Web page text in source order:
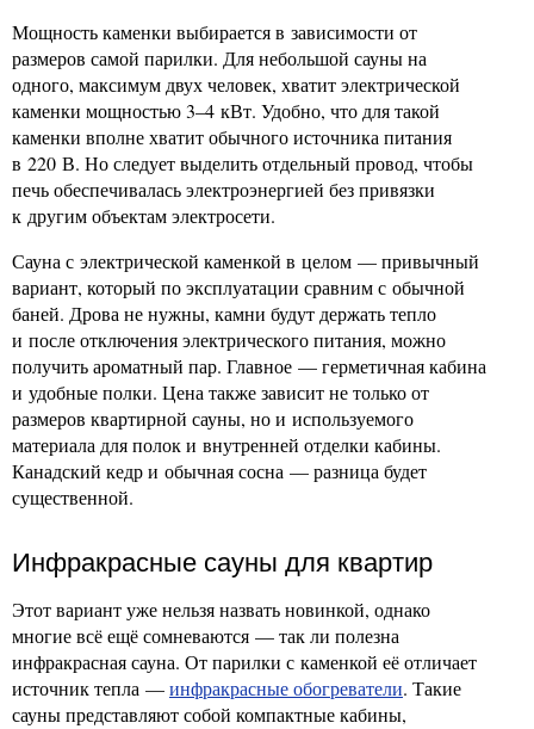
Мощность каменки выбирается в зависимости от
размеров самой парилки. Для небольшой сауны на
одного, максимум двух человек, хватит электрической
каменки мощностью 3–4 кВт. Удобно, что для такой
каменки вполне хватит обычного источника питания
в 220 В. Но следует выделить отдельный провод, чтобы
печь обеспечивалась электроэнергией без привязки
к другим объектам электросети.
Сауна с электрической каменкой в целом — привычный
вариант, который по эксплуатации сравним с обычной
баней. Дрова не нужны, камни будут держать тепло
и после отключения электрического питания, можно
получить ароматный пар. Главное — герметичная кабина
и удобные полки. Цена также зависит не только от
размеров квартирной сауны, но и используемого
материала для полок и внутренней отделки кабины.
Канадский кедр и обычная сосна — разница будет
существенной.
Инфракрасные сауны для квартир
Этот вариант уже нельзя назвать новинкой, однако
многие всё ещё сомневаются — так ли полезна
инфракрасная сауна. От парилки с каменкой её отличает
источник тепла —инфракрасные обогреватели. Такие
сауны представляют собой компактные кабины,